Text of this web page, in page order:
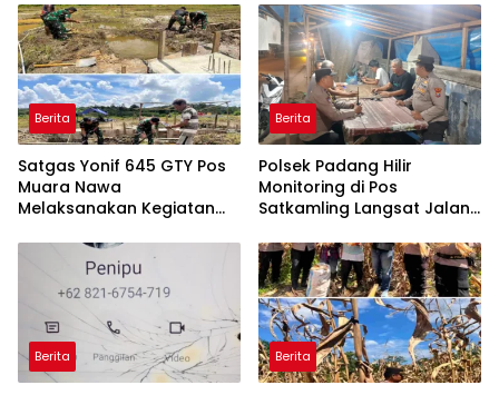
Swasembada Pangan
Berita
Satgas Yonif 645 GTY Pos
Muara Nawa
Melaksanakan Kegiatan
Distrik Airu
Berita
Polsek Padang Hilir
Monitoring di Pos
Satkamling Langsat Jalan
Berita Berita